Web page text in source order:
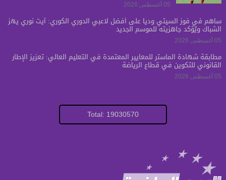
05 أغسطس 2026
ساهم في فوز السيتي ودياً على أفضل لاعبي الدوري الكوري: آيت نوري يهز
الشباك ويُؤكد جاهزيته للموسم الجديد
05 أغسطس 2026
مطابقة شهادة الماستر للمعايير المعتمدة في التعليم العالي: تعزيز الإطار
القانوني للتكوين في قطاع الرياضة
05 أغسطس 2026
Total: 19030570